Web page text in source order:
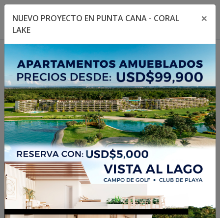
Toggle navigation menu
1/1
NUEVO PROYECTO EN PUNTA CANA - CORAL
LAKE
×